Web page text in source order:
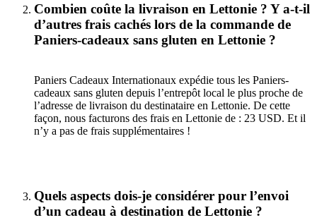
Combien coûte la livraison en Lettonie ? Y a-t-il
d’autres frais cachés lors de la commande de
Paniers-cadeaux sans gluten en Lettonie ?
Paniers Cadeaux Internationaux expédie tous les Paniers-
cadeaux sans gluten depuis l’entrepôt local le plus proche de
l’adresse de livraison du destinataire en Lettonie. De cette
façon, nous facturons des frais en Lettonie de : 23 USD. Et il
n’y a pas de frais supplémentaires !
Quels aspects dois-je considérer pour l’envoi
d’un cadeau à destination de Lettonie ?